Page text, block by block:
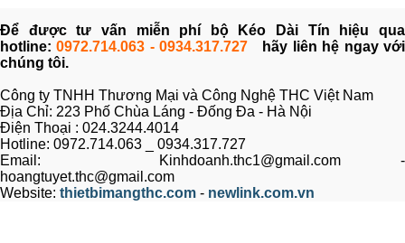
Để được tư vấn miễn phí bộ Kéo Dài Tín hiệu qua
hotline:0972.714.063 - 0934.317.727
hãy liên hệ ngay với
chúng tôi.
Công ty TNHH Thương Mại và Công Nghệ THC Việt Nam
Địa Chỉ: 223 Phố Chùa Láng - Đống Đa - Hà Nội
Điện Thoại : 024.3244.4014
Hotline: 0972.714.063 _ 0934.317.727
Email: Kinhdoanh.thc1@gmail.com -
hoangtuyet.thc@gmail.com
Website: thietbimangthc.com - newlink.com.vn